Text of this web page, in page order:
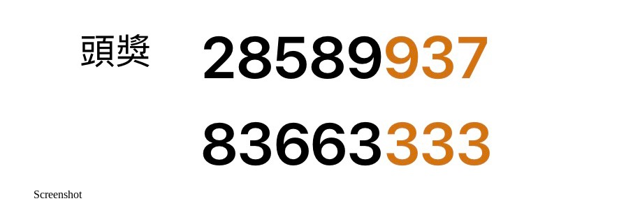
Screenshot